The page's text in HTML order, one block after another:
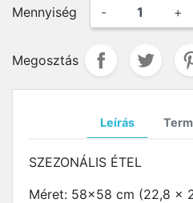
Mennyiség - +
Megosztás
Leírás
SZEZONÁLIS ÉTEL
Méret: 58x58 cm (22,8 x